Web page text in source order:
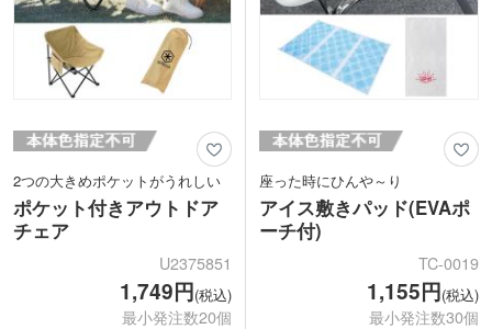
2つの大きめポケットがうれしい
ポケット付きアウトドア
チェア
U2375851
1,749円(税込)
最小発注数20個
座った時にひんや～り
アイス敷きパッド(EVAポ
ーチ付)
TC-0019
1,155円(税込)
最小発注数30個